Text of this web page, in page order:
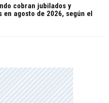
cobran jubilados y
en agosto de 2026, según el